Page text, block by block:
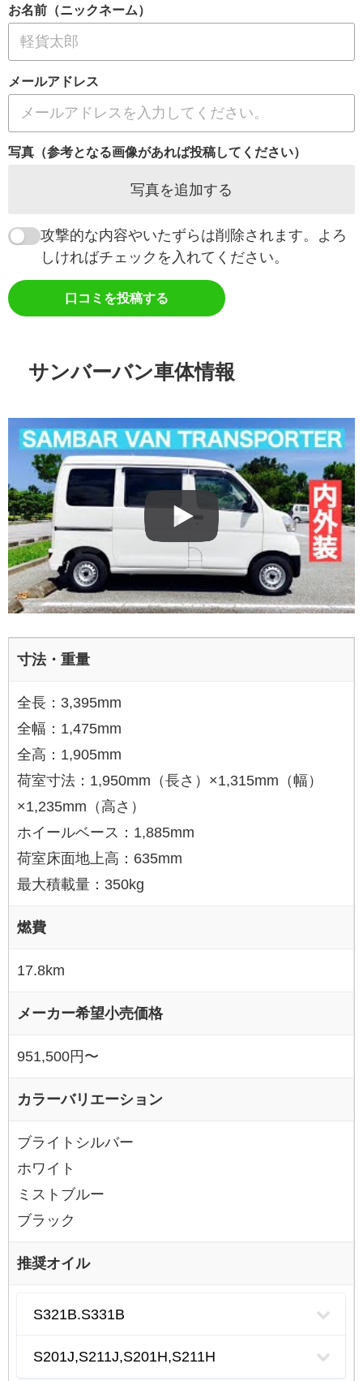
お名前（ニックネーム）
メールアドレス
写真（参考となる画像があれば投稿してください）
写真を追加する
攻撃的な内容やいたずらは削除されます。よろ
しければチェックを入れてください。
口コミを投稿する
サンバーバン車体情報
寸法・重量
全長：3,395mm
全幅：1,475mm
全高：1,905mm
荷室寸法：1,950mm（長さ）×1,315mm（幅）
×1,235mm（高さ）
ホイールベース：1,885mm
荷室床面地上高：635mm
最大積載量：350kg
燃費
17.8km
メーカー希望小売価格
951,500円〜
カラーバリエーション
ブライトシルバー
ホワイト
ミストブルー
ブラック
推奨オイル
S321B.S331B
S201J,S211J,S201H,S211H